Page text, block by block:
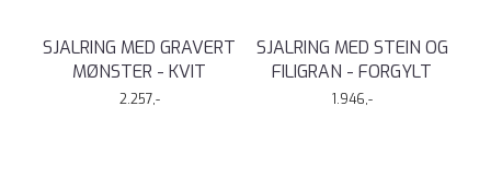
SJALRING MED GRAVERT
MØNSTER - KVIT
2.257,-
SJALRING MED STEIN OG
FILIGRAN - FORGYLT
1.946,-